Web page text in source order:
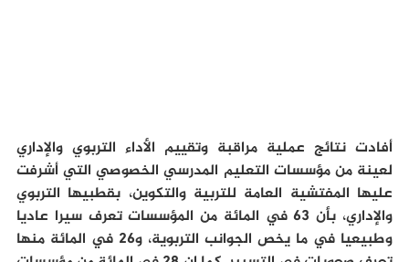
أفادت نتائج عملية مراقبة وتقييم الأداء التربوي والإداري
لعينة من مؤسسات التعليم المدرسي الخصوصي التي أشرفت
عليها المفتشية العامة للتربية والتكوين، بقطبيها التربوي
والإداري، بأن 63 في المائة من المؤسسات تعرف سيرا عاديا
وطبيعيا في ما يخص الجوانب التربوية، و26 في المائة منها